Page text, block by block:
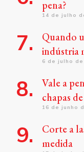
pena?
14 de julho
Quando
indústria
6 de julho de
Vale a
chapas
16 de junho
Corte a
medida